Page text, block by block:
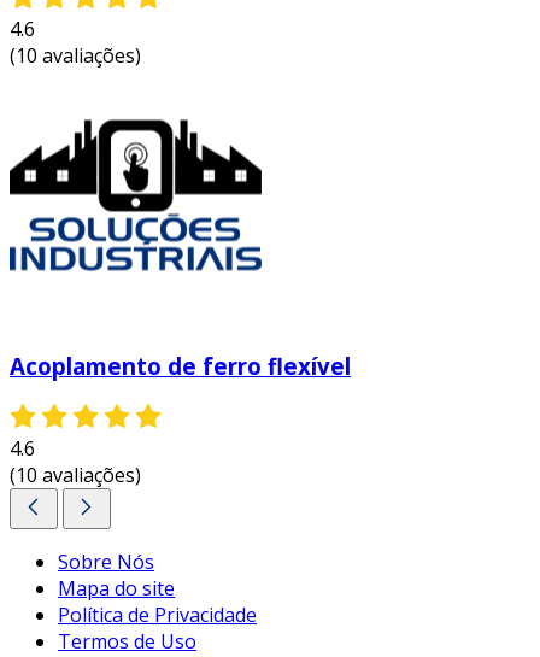
4.6
(10 avaliações)
Acoplamento de ferro flexível
4.6
(10 avaliações)
Sobre Nós
Mapa do site
Política de Privacidade
Termos de Uso